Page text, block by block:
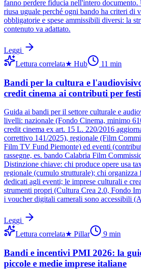
fanno perdere fiducia nell'intero documento.
riusa uguale perché ogni bando ha criteri di
obbligatorie e spese ammissibili diversi: la
contenuto va adattato.
Leggi
Lettura correlata★ Hub 11 min
Bandi per la cultura e
credit cinema ai contributi per
Guida ai bandi per il settore culturale e
livelli: nazionale (Fondo Cinema, minimo
credit cinema ex art. 15 L. 220/2016
correttivo 141/2025), regionale (Film
Film TV Fund Piemonte) ed eventi
rassegne, es. bando Calabria Film
Distinzione chiave: chi produce opere usa
regionale (cumulo strutturale); chi organizza
dedicati agli eventi; le imprese culturali e
strumenti propri (Cultura Crea 2.0, Fondo
i voucher digitali camerali sono accessibili
Leggi
Lettura correlata★ Pillar 9 min
Bandi e incentivi PMI 2026: la
piccole e medie imprese italiane